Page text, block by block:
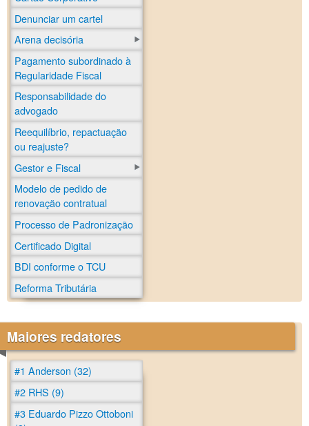
Denunciar um cartel
Arena decisória
Pagamento subordinado à
Regularidade Fiscal
Responsabilidade do
advogado
Reequilíbrio, repactuação
ou reajuste?
Gestor e Fiscal
Modelo de pedido de
renovação contratual
Processo de Padronização
Certificado Digital
BDI conforme o TCU
Reforma Tributária
Maiores redatores
#1 Anderson (32)
#2 RHS (9)
#3 Eduardo Pizzo Ottoboni